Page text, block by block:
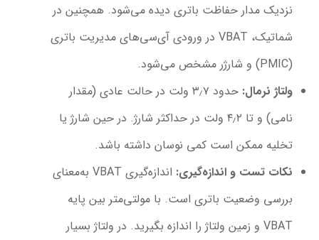
نزدیک مدار حفاظت باتری دیده می‌شود. همچنین در
شماتیک، VBAT در ورودی آی‌سی‌های مدیریت باتری
(PMIC) و شارژر مشخص می‌شود.
ولتاژ نرمال:
حدود ۳٫۷ ولت در حالت عادی (مقدار
نامی) و تا ۴٫۲ ولت در حداکثر شارژ. در حین شارژ یا
تخلیه ممکن است کمی نوسان داشته باشد.
نکات تست و اندازه‌گیری:
اندازه‌گیری VBAT به‌معنای
بررسی وضعیت باتری است. با مولتی‌متر بین پایه
VBAT و زمین ولتاژ را اندازه بگیرید. در ولتاژ بسیار